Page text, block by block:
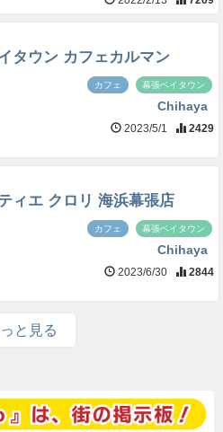
タウン カフェカルマン
カフェ 幕張ベイタウン
Chihaya
2023/5/1 2429
ィエ クロリ 海浜幕張店
カフェ 幕張ベイタウン
Chihaya
2023/6/30 2844
と見る